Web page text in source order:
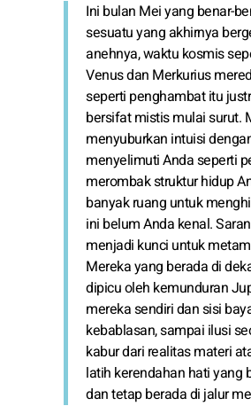
Ini bulan Mei yang benar-
sesuatu yang akhirnya
anehnya, waktu kosmis
Venus dan Merkurius
seperti penghambat itu
bersifat mistis mulai surut.
menyuburkan intuisi
menyelimuti Anda seperti
merombak struktur hidup
banyak ruang untuk
ini belum Anda kenal.
menjadi kunci untuk
Mereka yang berada di
dipicu oleh kemunduran
mereka sendiri dan sisi
kebablasan, sampai ilusi
kabur dari realitas materi
latih kerendahan hati yang
dan tetap berada di jalur